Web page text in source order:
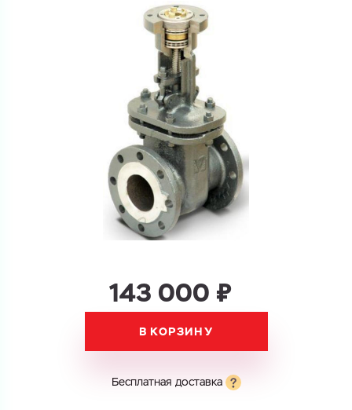
Купить как физ. лицо
Купить как юр. лицо
Номер телефона
Ваш запрос
Перечислите товары, которые вас интересуют
и укажите какую информацию вы хотите по ним
получить. Мы свяжемся с вами в ближайшее время.
Запросить КП
Запросить Счёт
143 000 ₽
В КОРЗИНУ
Бесплатная доставка